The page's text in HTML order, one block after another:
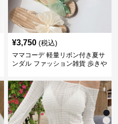
¥3,750 (税込)
ママコーデ 軽量リボン付き夏サ
ンダル ファッション雑貨 歩きや